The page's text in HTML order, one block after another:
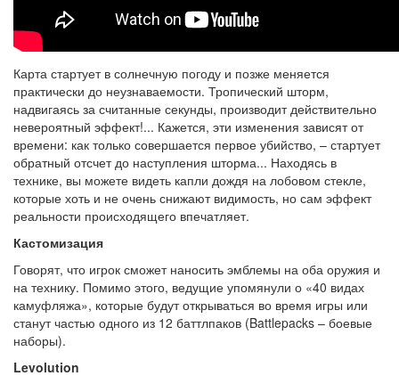
Карта стартует в солнечную погоду и позже меняется
практически до неузнаваемости. Тропический шторм,
надвигаясь за считанные секунды, производит действительно
невероятный эффект!... Кажется, эти изменения зависят от
времени: как только совершается первое убийство, – стартует
обратный отсчет до наступления шторма... Находясь в
технике, вы можете видеть капли дождя на лобовом стекле,
которые хоть и не очень снижают видимость, но сам эффект
реальности происходящего впечатляет.
Кастомизация
Говорят, что игрок сможет наносить эмблемы на оба оружия и
на технику. Помимо этого, ведущие упомянули о «40 видах
камуфляжа», которые будут открываться во время игры или
станут частью одного из 12 баттлпаков (Battlepacks – боевые
наборы).
Levolution